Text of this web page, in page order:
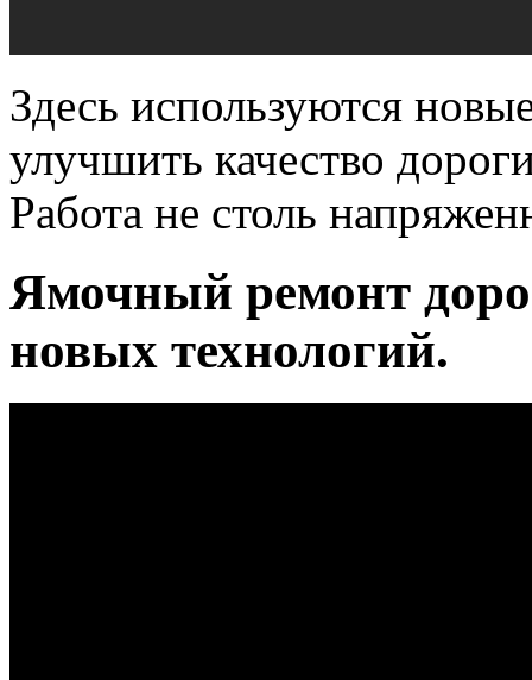
Здесь используются
улучшить качество
Работа не столь
Ямочный ремонт
новых технологий.